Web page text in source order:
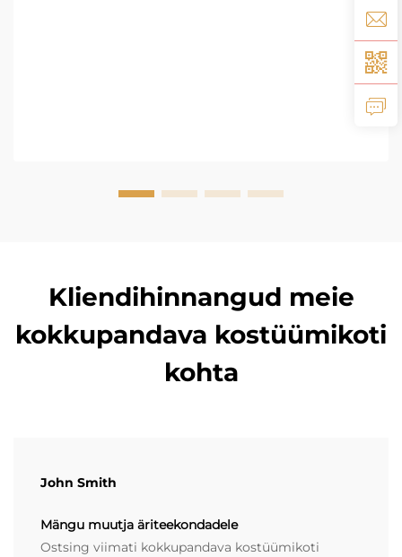
Kliendihinnangud meie
kokkupandava kostüümikoti
kohta
John Smith
Mängu muutja äriteekondadele
Ostsing viimati kokkupandava kostüümikoti